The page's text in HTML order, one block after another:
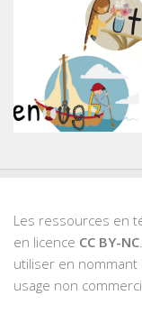
Les ressources en
en licence CC BY-NC
utiliser en nommant
usage non